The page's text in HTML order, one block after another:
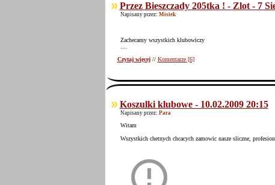
Przez Bieszczady 205tka ! - Zlot - 7
Napisany przez: Misiek
Zachecamy wszystkich klubowiczy
Czytaj więcej // Komentarze [6]
Koszulki klubowe - 10.02.2009 20:15
Napisany przez: Para
Witam
Wszystkich chetnych chcacych zamowic nasze sliczne,